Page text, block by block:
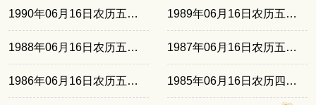
1990年06月16日农历五月廿四 1989年06月16日农历五月十三
1988年06月16日农历五月初三 1987年06月16日农历五月廿一
1986年06月16日农历五月初十 1985年06月16日农历四月廿八